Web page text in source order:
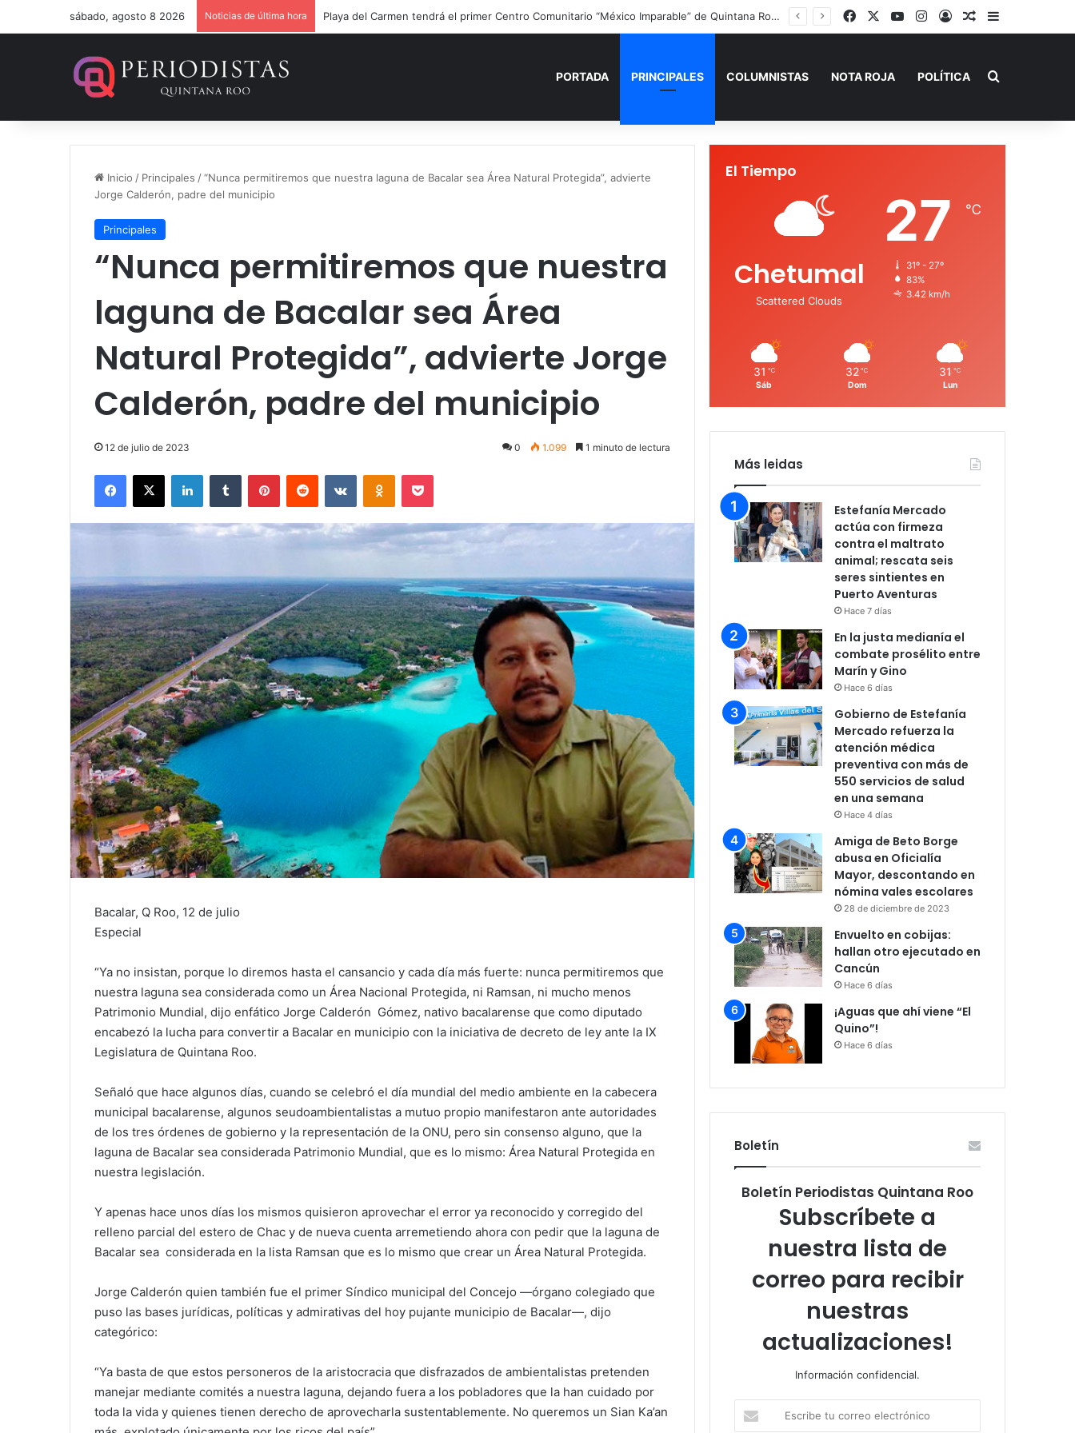
sábado, agosto 8 2026 Noticias de última hora Playa del Carmen tendrá el primer Centro Comunitario “México Imparable” de Quintana Roo: Mara Lezama FacebookYouTubeInstagram
AccesoPublicación al
Barra lateral
PORTADA PRINCIPALES COLUMNISTAS NOTA ROJA POLÍTICA Buscar por
Inicio / Principales /“Nunca permitiremos que nuestra laguna de Bacalar sea Área Natural Protegida”, advierte
Jorge Calderón, padre del municipio
Principales
“Nunca permitiremos que nuestra
laguna de Bacalar sea Área
Natural Protegida”, advierte Jorge
Calderón, padre del municipio
12 de julio de 2023 0 1.099 1 minuto de lectura
Facebook
X LinkedInTumblr PinterestReddit VKontakteOdnoklassniki
Pocket
Bacalar, Q Roo, 12 de julio
Especial
“Ya no insistan, porque lo diremos hasta el cansancio y cada día más fuerte: nunca permitiremos que
nuestra laguna sea considerada como un Área Nacional Protegida, ni Ramsan, ni mucho menos
Patrimonio Mundial, dijo enfático Jorge Calderón Gómez, nativo bacalarense que como diputado
encabezó la lucha para convertir a Bacalar en municipio con la iniciativa de decreto de ley ante la IX
Legislatura de Quintana Roo.
Señaló que hace algunos días, cuando se celebró el día mundial del medio ambiente en la cabecera
municipal bacalarense, algunos seudoambientalistas a mutuo propio manifestaron ante autoridades
de los tres órdenes de gobierno y la representación de la ONU, pero sin consenso alguno, que la
laguna de Bacalar sea considerada Patrimonio Mundial, que es lo mismo: Área Natural Protegida en
nuestra legislación.
Y apenas hace unos días los mismos quisieron aprovechar el error ya reconocido y corregido del
relleno parcial del estero de Chac y de nueva cuenta arremetiendo ahora con pedir que la laguna de
Bacalar sea considerada en la lista Ramsan que es lo mismo que crear un Área Natural Protegida.
Jorge Calderón quien también fue el primer Síndico municipal del Concejo —órgano colegiado que
puso las bases jurídicas, políticas y admirativas del hoy pujante municipio de Bacalar—, dijo
categórico:
“Ya basta de que estos personeros de la aristocracia que disfrazados de ambientalistas pretenden
manejar mediante comités a nuestra laguna, dejando fuera a los pobladores que la han cuidado por
toda la vida y quienes tienen derecho de aprovecharla sustentablemente. No queremos un Sian Ka’an
El Tiempo
Chetumal
Scattered Clouds
27 ℃
31º - 27º
83%
3.42 km/h
31 ℃
Sáb
32 ℃
Dom
31 ℃
Lun
Más leidas
Estefanía Mercado
actúa con firmeza
contra el maltrato
animal; rescata seis
seres sintientes en
Puerto Aventuras
Hace 7 días
En la justa medianía el
combate prosélito entre
Marín y Gino
Hace 6 días
Gobierno de Estefanía
Mercado refuerza la
atención médica
preventiva con más de
550 servicios de salud
en una semana
Hace 4 días
Amiga de Beto Borge
abusa en Oficialía
Mayor, descontando en
nómina vales escolares
28 de diciembre de 2023
Envuelto en cobijas:
hallan otro ejecutado en
Cancún
Hace 6 días
¡Aguas que ahí viene “El
Quino”!
Hace 6 días
Boletín
Boletín Periodistas Quintana Roo
Subscríbete a
nuestra lista de
correo para recibir
nuestras
actualizaciones!
Información confidencial.
tu